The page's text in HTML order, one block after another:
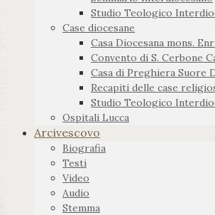
Studio Teologico
Case diocesane
Casa Diocesana mons.
Convento di S. Cerbone
Casa di Preghiera Suore
Recapiti delle case
Studio Teologico
Ospitali Lucca
Arcivescovo
Biografia
Testi
Video
Audio
Stemma